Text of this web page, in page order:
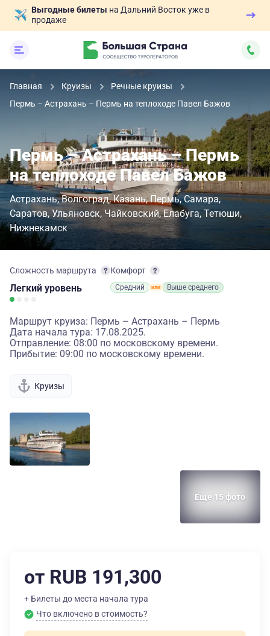
Выгодные билеты на Дальний Восток уже в
продаже
Главная Круизы
Речные круизы
Пермь – Астрахань – Пермь на теплоходе Павел Бажов
Пермь – Астрахань – Пермь
на теплоходе Павел Бажов
Астрахань Волгоград Казань Пермь Самара
Саратов Ульяновск Чайковский Елабуга Тетюши
Нижнекамск
Сложность маршрута
Легкий уровень
Комфорт
Средний Выше среднего
Маршрут круиза: Пермь – Астрахань – Пермь
Дата начала тура: 17.08.2025.
Отправление: 08:00 по московскому времени.
Прибытие: 09:00 по московскому времени.
Круизы
Еще 15 фото
от RUB 191,300
+ Билеты до места начала тура
Что включено в стоимость?